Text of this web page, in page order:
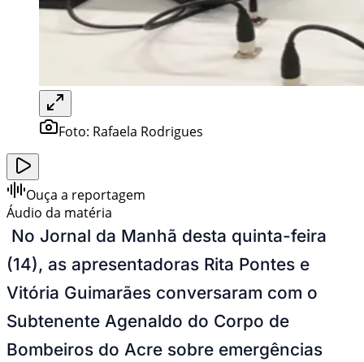
Foto: Rafaela Rodrigues
Ouça a reportagem
Áudio da matéria
No Jornal da Manhã desta quinta-feira
(14), as apresentadoras Rita Pontes e
Vitória Guimarães conversaram com o
Subtenente Agenaldo do Corpo de
Bombeiros do Acre sobre emergências